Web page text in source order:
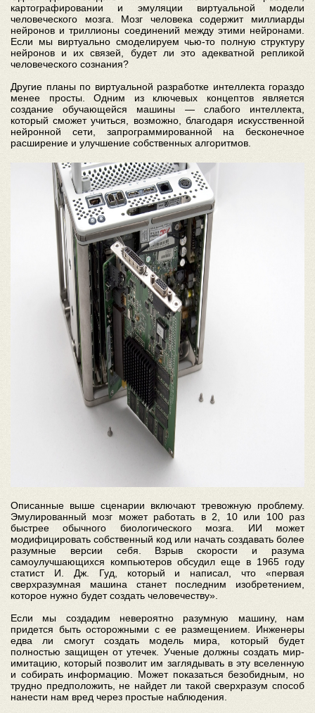
картографировании и эмуляции виртуальной модели
человеческого мозга. Мозг человека содержит миллиарды
нейронов и триллионы соединений между этими нейронами.
Если мы виртуально смоделируем чью-то полную структуру
нейронов и их связей, будет ли это адекватной репликой
человеческого сознания?
Другие планы по виртуальной разработке интеллекта гораздо
менее просты. Одним из ключевых концептов является
создание обучающейся машины — слабого интеллекта,
который сможет учиться, возможно, благодаря искусственной
нейронной сети, запрограммированной на бесконечное
расширение и улучшение собственных алгоритмов.
Описанные выше сценарии включают тревожную проблему.
Эмулированный мозг может работать в 2, 10 или 100 раз
быстрее обычного биологического мозга. ИИ может
модифицировать собственный код или начать создавать более
разумные версии себя. Взрыв скорости и разума
самоулучшающихся компьютеров обсудил еще в 1965 году
статист И. Дж. Гуд, который и написал, что «первая
сверхразумная машина станет последним изобретением,
которое нужно будет создать человечеству».
Если мы создадим невероятно разумную машину, нам
придется быть осторожными с ее размещением. Инженеры
едва ли смогут создать модель мира, который будет
полностью защищен от утечек. Ученые должны создать мир-
имитацию, который позволит им заглядывать в эту вселенную
и собирать информацию. Может показаться безобидным, но
трудно предположить, не найдет ли такой сверхразум способ
нанести нам вред через простые наблюдения.